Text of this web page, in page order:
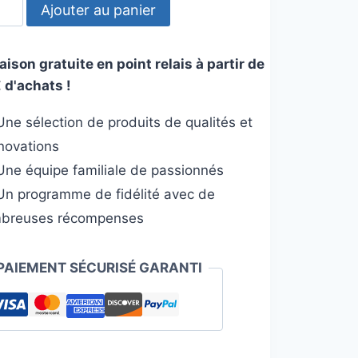
Ajouter au panier
gratuite en point relais à partir de
d'achats !
sélection de produits de qualités et
équipe familiale de passionnés
programme de fidélité avec de
récompenses
SÉCURISÉ GARANTI